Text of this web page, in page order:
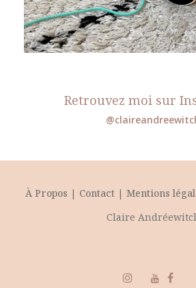
Retrouvez moi sur
À Propos | Contact | Mentions
Claire